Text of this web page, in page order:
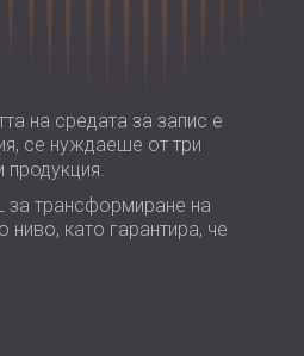
POLAND | PL
FINLAND | FI
РОССИЯ | RU
на средата за запис е
се нуждаеше от три
продукция.
за трансформиране на
ниво, като гарантира, че